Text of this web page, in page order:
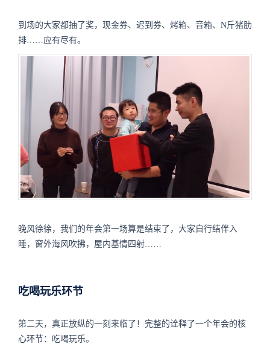
到场的大家都抽了奖，现金券、迟到券、烤箱、音箱、N斤猪肋
排……应有尽有。
晚风徐徐，我们的年会第一场算是结束了，大家自行结伴入
睡，窗外海风吹拂，屋内基情四射……
吃喝玩乐环节
第二天，真正放纵的一刻来临了！完整的诠释了一个年会的核
心环节：吃喝玩乐。